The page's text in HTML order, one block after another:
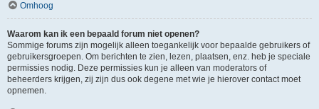
Omhoog
Waarom kan ik een bepaald forum niet openen?
Sommige forums zijn mogelijk alleen toegankelijk voor bepaalde gebruikers of
gebruikersgroepen. Om berichten te zien, lezen, plaatsen, enz. heb je speciale
permissies nodig. Deze permissies kun je alleen van moderators of
beheerders krijgen, zij zijn dus ook degene met wie je hierover contact moet
opnemen.